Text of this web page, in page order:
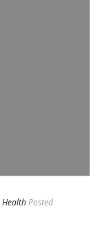
HealthPosted